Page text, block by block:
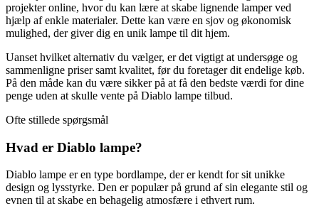
projekter online, hvor du kan lære at skabe lignende lamper ved
hjælp af enkle materialer. Dette kan være en sjov og økonomisk
mulighed, der giver dig en unik lampe til dit hjem.
Uanset hvilket alternativ du vælger, er det vigtigt at undersøge og
sammenligne priser samt kvalitet, før du foretager dit endelige køb.
På den måde kan du være sikker på at få den bedste værdi for dine
penge uden at skulle vente på Diablo lampe tilbud.
Ofte stillede spørgsmål
Hvad er Diablo lampe?
Diablo lampe er en type bordlampe, der er kendt for sit unikke
design og lysstyrke. Den er populær på grund af sin elegante stil og
evnen til at skabe en behagelig atmosfære i ethvert rum.